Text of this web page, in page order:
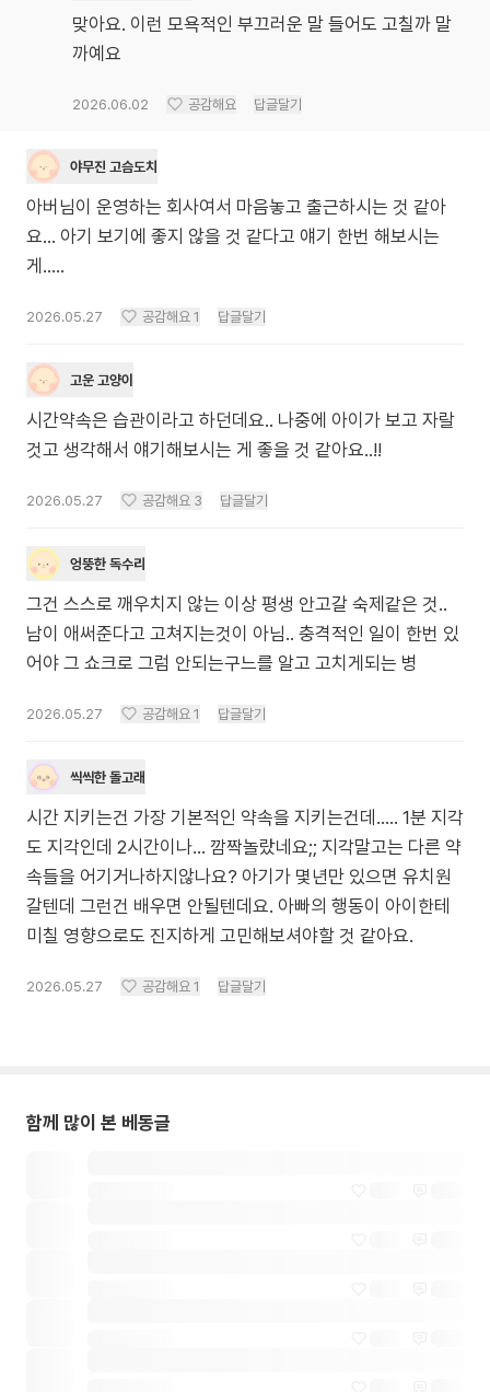
맞아요. 이런 모욕적인 부끄러운 말 들어도 고칠까 말
까예요
2026.06.02 공감해요 답글달기
야무진 고슴도치
아버님이 운영하는 회사여서 마음놓고 출근하시는 것 같아
요... 아기 보기에 좋지 않을 것 같다고 얘기 한번 해보시는
게.....
2026.05.27 공감해요 1 답글달기
고운 고양이
시간약속은 습관이라고 하던데요.. 나중에 아이가 보고 자랄
것고 생각해서 얘기해보시는 게 좋을 것 같아요..!!
2026.05.27 공감해요 3 답글달기
엉뚱한 독수리
그건 스스로 깨우치지 않는 이상 평생 안고갈 숙제같은 것..
남이 애써준다고 고쳐지는것이 아님.. 충격적인 일이 한번 있
어야 그 쇼크로 그럼 안되는구느를 알고 고치게되는 병
2026.05.27 공감해요 1 답글달기
씩씩한 돌고래
시간 지키는건 가장 기본적인 약속을 지키는건데..... 1분 지각
도 지각인데 2시간이나... 깜짝놀랐네요;; 지각말고는 다른 약
속들을 어기거나하지않나요? 아기가 몇년만 있으면 유치원
갈텐데 그런건 배우면 안될텐데요. 아빠의 행동이 아이한테
미칠 영향으로도 진지하게 고민해보셔야할 것 같아요.
2026.05.27 공감해요 1 답글달기
함께 많이 본 베동글